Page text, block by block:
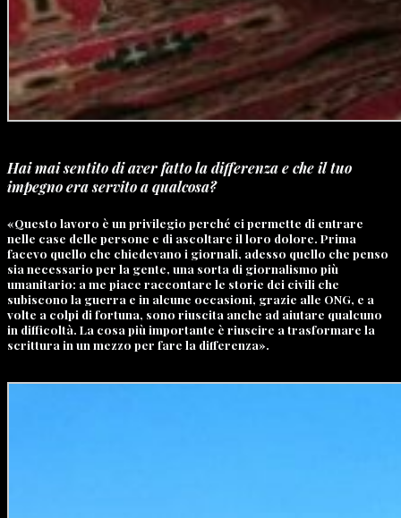
Hai mai sentito di aver fatto la differenza e che il tuo
impegno era servito a qualcosa?
«Questo lavoro è un privilegio perché ci permette di entrare
nelle case delle persone e di ascoltare il loro dolore. Prima
facevo quello che chiedevano i giornali, adesso quello che penso
sia necessario per la gente, una sorta di giornalismo più
umanitario: a me piace raccontare le storie dei civili che
subiscono la guerra e in alcune occasioni, grazie alle ONG, e a
volte a colpi di fortuna, sono riuscita anche ad aiutare qualcuno
in difficoltà. La cosa più importante è riuscire a trasformare la
scrittura in un mezzo per fare la differenza».